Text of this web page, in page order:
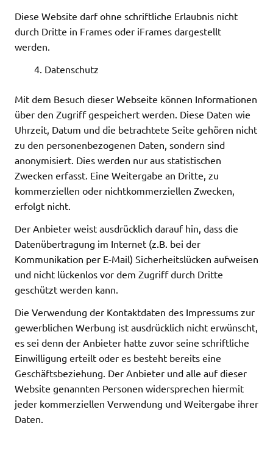
Diese Website darf ohne schriftliche Erlaubnis nicht
durch Dritte in Frames oder iFrames dargestellt
werden.
Datenschutz
Mit dem Besuch dieser Webseite können Informationen
über den Zugriff gespeichert werden. Diese Daten wie
Uhrzeit, Datum und die betrachtete Seite gehören nicht
zu den personenbezogenen Daten, sondern sind
anonymisiert. Dies werden nur aus statistischen
Zwecken erfasst. Eine Weitergabe an Dritte, zu
kommerziellen oder nichtkommerziellen Zwecken,
erfolgt nicht.
Der Anbieter weist ausdrücklich darauf hin, dass die
Datenübertragung im Internet (z.B. bei der
Kommunikation per E-Mail) Sicherheitslücken aufweisen
und nicht lückenlos vor dem Zugriff durch Dritte
geschützt werden kann.
Die Verwendung der Kontaktdaten des Impressums zur
gewerblichen Werbung ist ausdrücklich nicht erwünscht,
es sei denn der Anbieter hatte zuvor seine schriftliche
Einwilligung erteilt oder es besteht bereits eine
Geschäftsbeziehung. Der Anbieter und alle auf dieser
Website genannten Personen widersprechen hiermit
jeder kommerziellen Verwendung und Weitergabe ihrer
Daten.